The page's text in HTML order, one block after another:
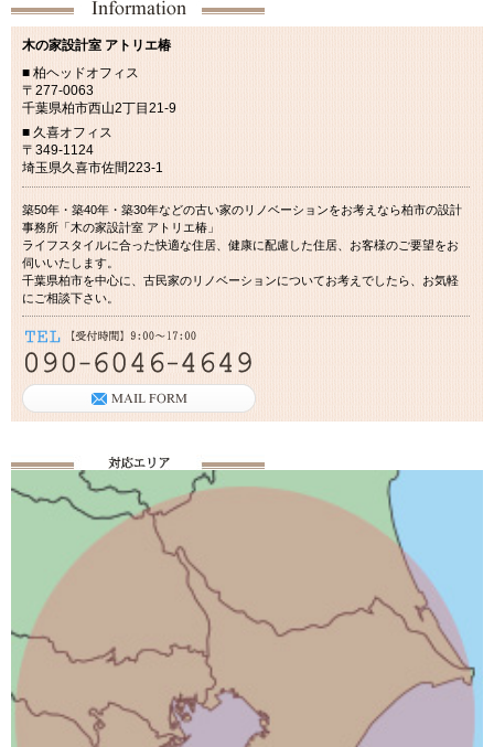
木の家設計室 アトリエ椿
■ 柏ヘッドオフィス
〒277-0063
千葉県柏市西山2丁目21-9
■ 久喜オフィス
〒349-1124
埼玉県久喜市佐間223-1
築50年・築40年・築30年などの古い家のリノベーションをお考えなら柏市の設計
事務所「木の家設計室 アトリエ椿」
ライフスタイルに合った快適な住居、健康に配慮した住居、お客様のご要望をお
伺いいたします。
千葉県柏市を中心に、古民家のリノベーションについてお考えでしたら、お気軽
にご相談下さい。